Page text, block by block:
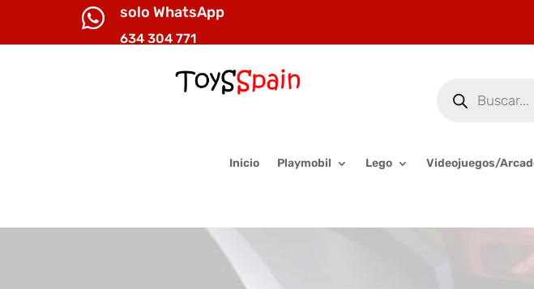
 solo WhatsApp
634 304 771
productos
Inicio Playmobil Lego Videojuegos/